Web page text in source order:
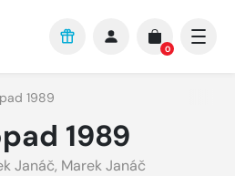
0
1989
1989
Janáč, Marek Janáč